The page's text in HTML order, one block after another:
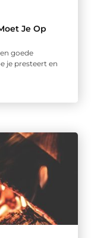
Je Op
goede
je presteert en